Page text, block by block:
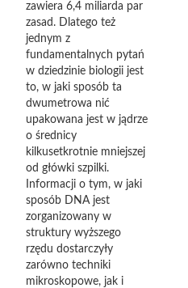
zawiera 6,4 miliarda par
zasad. Dlatego też
jednym z
fundamentalnych pytań
w dziedzinie biologii jest
to, w jaki sposób ta
dwumetrowa nić
upakowana jest w jądrze
o średnicy
kilkusetkrotnie mniejszej
od główki szpilki.
Informacji o tym, w jaki
sposób DNA jest
zorganizowany w
struktury wyższego
rzędu dostarczyły
zarówno techniki
mikroskopowe, jak i